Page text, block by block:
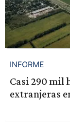
INFORME
Casi 290 mil
extranjeras